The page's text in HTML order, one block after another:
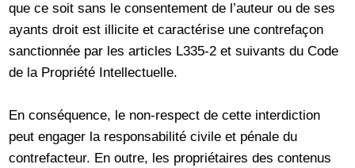
que ce soit sans le consentement de l’auteur ou de ses
ayants droit est illicite et caractérise une contrefaçon
sanctionnée par les articles L335-2 et suivants du Code
de la Propriété Intellectuelle.
En conséquence, le non-respect de cette interdiction
peut engager la responsabilité civile et pénale du
contrefacteur. En outre, les propriétaires des contenus